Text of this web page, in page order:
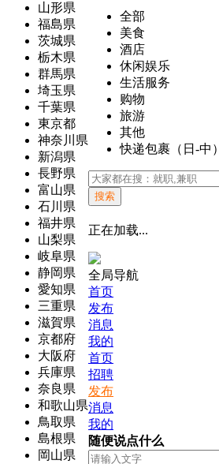
山形県
福島県
茨城県
栃木県
群馬県
埼玉県
千葉県
東京都
神奈川県
新潟県
長野県
富山県
石川県
福井県
山梨県
岐阜県
静岡県
愛知県
三重県
滋賀県
京都府
大阪府
兵庫県
奈良県
和歌山県
鳥取県
島根県
岡山県
全部
美食
酒店
休闲娱乐
生活服务
购物
旅游
其他
快递包裹（日-中）
搜索
正在加载...
全局导航
首页
发布
消息
我的
首页
招聘
发布
消息
我的
随便说点什么